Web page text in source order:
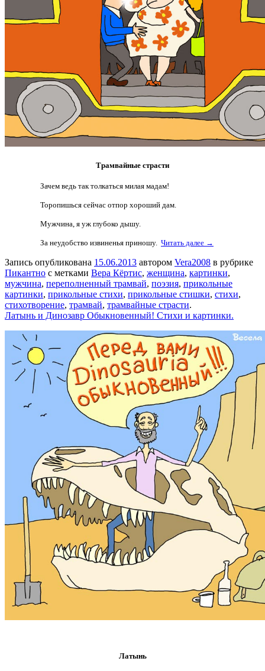
Трамвайные страсти
Зачем ведь так толкаться милая мадам!
Торопишься сейчас отпор хороший дам.
Мужчина, я уж глубоко дышу.
За неудобство извиненья приношу. Читать далее →
Запись опубликована 15.06.2013 автором Vera2008 в рубрике
Пикантно с метками Вера Кёртис, женщина, картинки,
мужчина, переполненный трамвай, поэзия, прикольные
картинки, прикольные стихи, прикольные стишки, стихи,
стихотворение, трамвай, трамвайные страсти.
Латынь и Динозавр Обыкновенный! Стихи и картинки.
Латынь